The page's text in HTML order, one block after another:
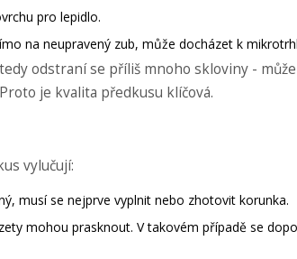
pro lepidlo.
na neupravený zub, může docházet k
odstraní se příliš mnoho skloviny -
je kvalita předkusu klíčová.
vylučují:
musí se nejprve vyplnit nebo zhotovit korunka.
mohou prasknout. V takovém případě se